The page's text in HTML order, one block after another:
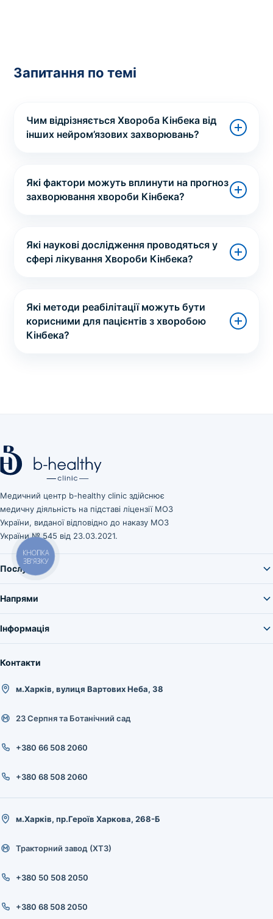
Запитання по темі
Чим відрізняється Хвороба Кінбека від
інших нейром’язових захворювань?
Які фактори можуть вплинути на прогноз
захворювання хвороби Кінбека?
Які наукові дослідження проводяться у
сфері лікування Хвороби Кінбека?
Які методи реабілітації можуть бути
корисними для пацієнтів з хворобою
Кінбека?
Медичний центр b-healthy clinic здійснює
медичну діяльність на підставі ліцензії МОЗ
України, виданої відповідно до наказу МОЗ
України № 545 від 23.03.2021.
Послуги
Напрями
Інформація
Контакти
м.Харків, вулиця Вартових Неба, 38
23 Серпня та Ботанічний сад
+380 66 508 2060
+380 68 508 2060
м.Харків, пр.Героїв Харкова, 268-Б
Тракторний завод (ХТЗ)
+380 50 508 2050
+380 68 508 2050
КНОПКА
ЗВ'ЯЗКУ